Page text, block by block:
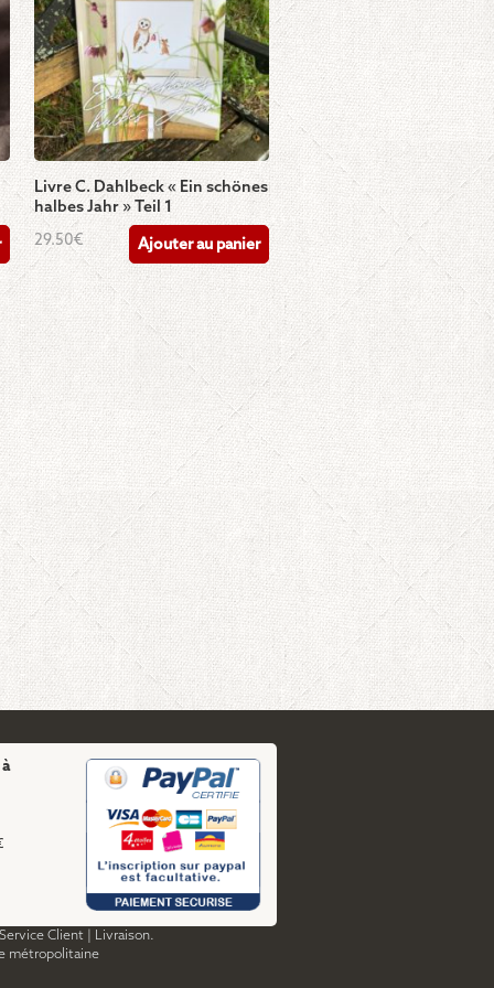
Livre C. Dahlbeck « Ein schönes
halbes Jahr » Teil 1
29.50€ Ajouter au panier
Client
Livraison.
métropolitaine